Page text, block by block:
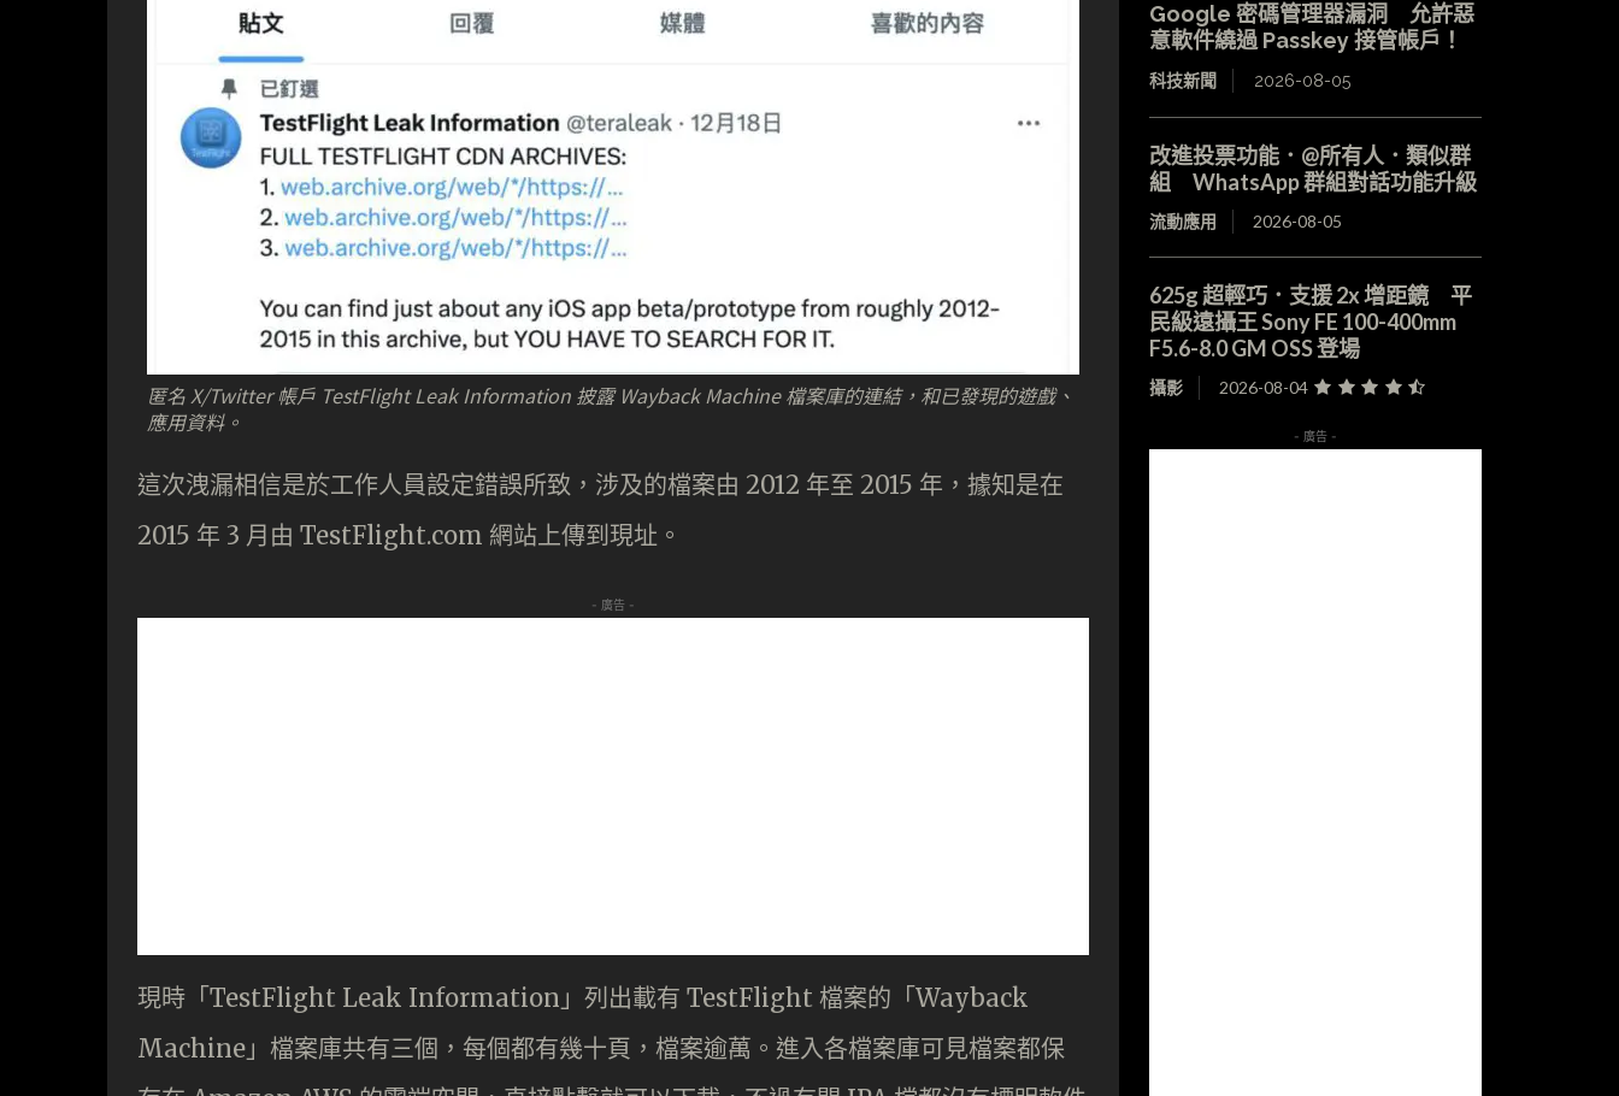
匿名 X/Twitter 帳戶 TestFlight Leak Information 披露 Wayback Machine 檔案庫的連結，和已發現的遊戲、
應用資料。
這次洩漏相信是於工作人員設定錯誤所致，涉及的檔案由 2012 年至 2015 年，據知是在
2015 年 3 月由 TestFlight.com 網站上傳到現址。
- 廣告 -
現時「TestFlight Leak Information」列出載有 TestFlight 檔案的「Wayback
Machine」檔案庫共有三個，每個都有幾十頁，檔案逾萬。進入各檔案庫可見檔案都保
Google 密碼管理器漏洞 允許惡
意軟件繞過 Passkey 接管帳戶！
科技新聞 2026-08-05
改進投票功能．@所有人．類似群
組 WhatsApp 群組對話功能升級
流動應用 2026-08-05
625g 超輕巧．支援 2x 增距鏡 平
民級遠攝王 Sony FE 100-400mm
F5.6-8.0 GM OSS 登場
攝影 2026-08-04
- 廣告 -